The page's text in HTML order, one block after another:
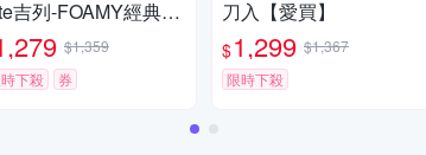
吉列-FOAMY經典男
極淨滑順溫和滋潤刮
311g/瓶(軟化鬍根
鬍鬚修容泡沫,舒緩
$1,359
下殺
券
刀入【愛買】
$1,299 $1,367
限時下殺